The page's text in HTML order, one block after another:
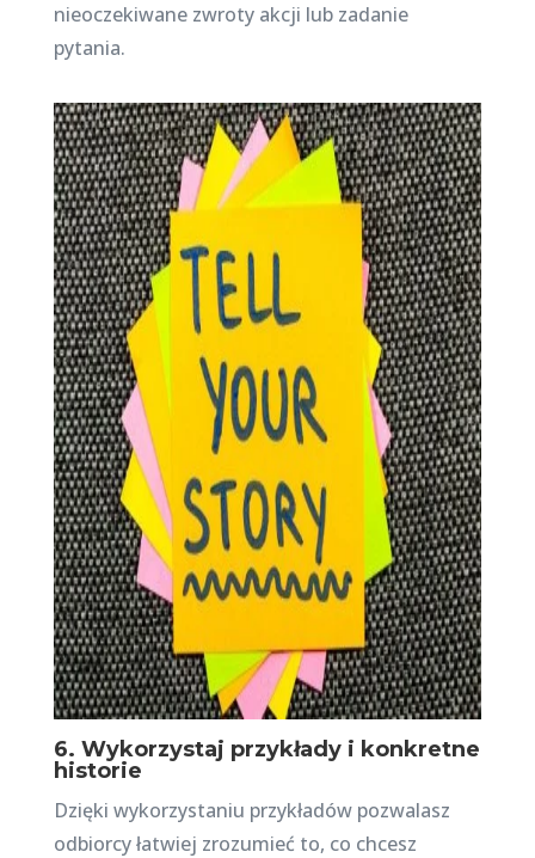
nieoczekiwane zwroty akcji lub zadanie
pytania.
6. Wykorzystaj przykłady i konkretne
historie
Dzięki wykorzystaniu przykładów pozwalasz
odbiorcy łatwiej zrozumieć to, co chcesz